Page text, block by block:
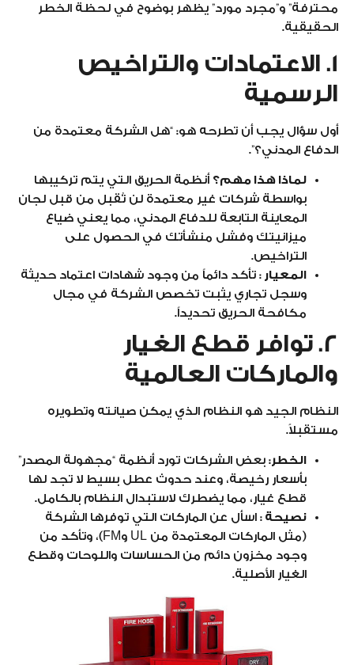
محترفة” و”مجرد مورد” يظهر بوضوح في لحظة الخطر
الحقيقية.
1. الاعتمادات والتراخيص
الرسمية
أول سؤال يجب أن تطرحه هو: “هل الشركة معتمدة من
الدفاع المدني؟”.
لماذا هذا مهم؟ أنظمة الحريق التي يتم تركيبها
بواسطة شركات غير معتمدة لن تُقبل من قبل لجان
المعاينة التابعة للدفاع المدني، مما يعني ضياع
ميزانيتك وفشل منشأتك في الحصول على
التراخيص.
المعيار : تأكد دائماً من وجود شهادات اعتماد حديثة
وسجل تجاري يثبت تخصص الشركة في مجال
مكافحة الحريق تحديداً.
2. توافر قطع الغيار
والماركات العالمية
النظام الجيد هو النظام الذي يمكن صيانته وتطويره
مستقبلاً.
الخطر: بعض الشركات تورد أنظمة “مجهولة المصدر”
بأسعار رخيصة، وعند حدوث عطل بسيط لا تجد لها
قطع غيار، مما يضطرك لاستبدال النظام بالكامل.
نصيحة : اسأل عن الماركات التي توفرها الشركة
(مثل الماركات المعتمدة من UL وFM)، وتأكد من
وجود مخزون دائم من الحساسات واللوحات وقطع
الغيار الأصلية.